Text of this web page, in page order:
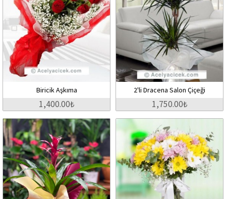
Biricik Aşkıma
1,400.00₺
2'li Dracena Salon Çiçeği
1,750.00₺